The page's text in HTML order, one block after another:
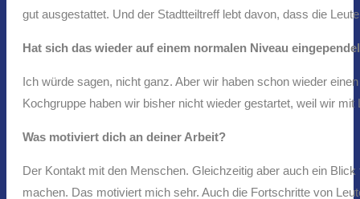
gut ausgestattet. Und der Stadtteiltreff lebt davon, dass die
Hat sich das wieder auf einem normalen Niveau
Ich würde sagen, nicht ganz. Aber wir haben schon wieder
Kochgruppe haben wir bisher nicht wieder gestartet, weil wir
Was motiviert dich an deiner Arbeit?
Der Kontakt mit den Menschen. Gleichzeitig aber auch ein
machen. Das motiviert mich sehr. Auch die Fortschritte von